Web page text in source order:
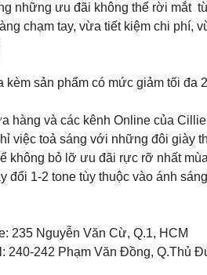
những ưu đãi không thể rời mắt
chạm tay, vừa tiết kiệm chi phí,
kèm sản phẩm có mức giảm tối đa
hàng và các kênh Online của Cillie
việc toả sáng với những đôi giày
không bỏ lỡ ưu đãi rực rỡ nhất
đổi 1-2 tone tùy thuộc vào ánh sáng
235 Nguyễn Văn Cừ, Q.1, HCM
240-242 Phạm Văn Đồng, Q.Thủ